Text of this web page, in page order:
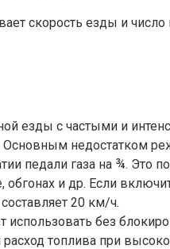
скорость езды и число
езды с частыми и
недостатком
педали газа на ¾. Это
и др. Если
20 км/ч.
без
топлива при